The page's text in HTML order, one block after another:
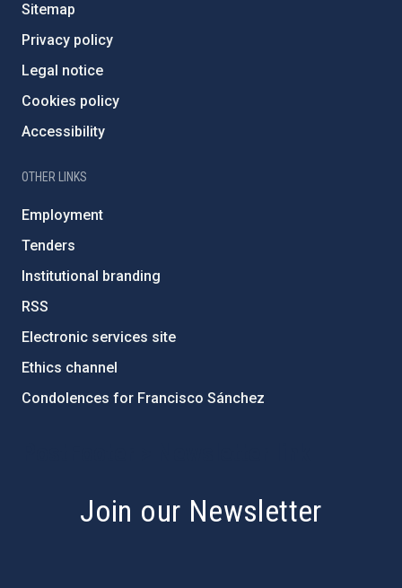
Sitemap
Privacy policy
Legal notice
Cookies policy
Accessibility
OTHER LINKS
Employment
Tenders
Institutional branding
RSS
Electronic services site
Ethics channel
Condolences for Francisco Sánchez
Join our Newsletter